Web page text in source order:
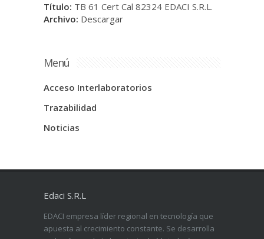
Título: TB 61 Cert Cal 82324 EDACI S.R.L.
Archivo: Descargar
Menú
Acceso Interlaboratorios
Trazabilidad
Noticias
Edaci S.R.L
EDACI empresa líder regional en tecnología que
apuesta al crecimiento constante. Se desarrolla